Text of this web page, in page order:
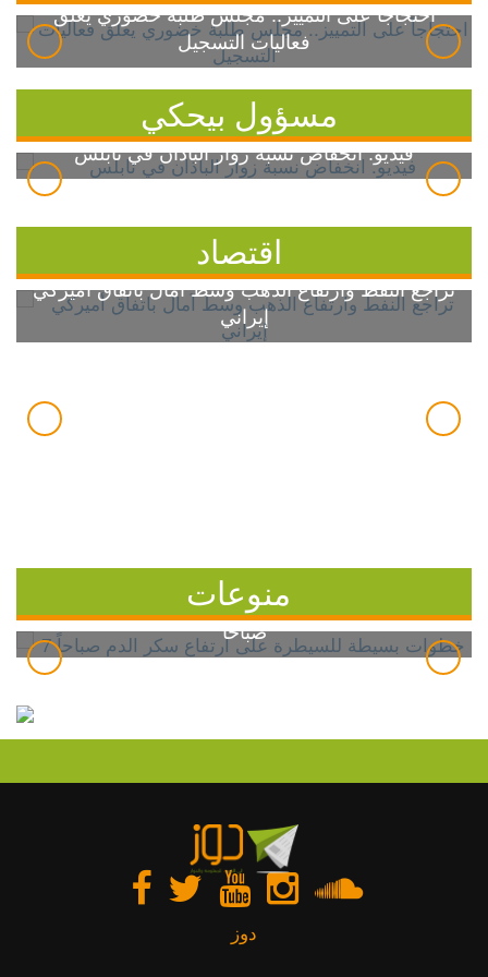
احتجاجاً على التمييز.. مجلس طلبة خضوري يعلق
فعاليات التسجيل
مسؤول بيحكي
فيديو: انخفاض نسبة زوار الباذان في نابلس
اقتصاد
تراجع النفط وارتفاع الذهب وسط آمال باتفاق أميركي
إيراني
منوعات
7 خطوات بسيطة للسيطرة على ارتفاع سكر الدم
صباحاً
دوز